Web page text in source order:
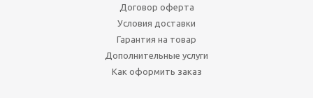
Договор оферта
Условия доставки
Гарантия на товар
Дополнительные услуги
Как оформить заказ